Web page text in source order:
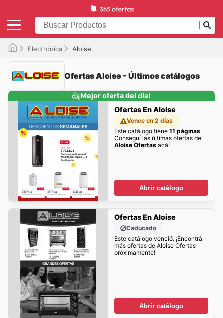
Electrónica Aloise
Ofertas Aloise - Últimos catálogos
¡Mejor oferta del día!
Ofertas En Aloise
Vence en 2 días
Este catálogo tiene 11 páginas.
Conseguí las últimas ofertas de
Aloise Ofertasacá!
Abrir catálogo
Ofertas En Aloise
Caducado
Este catálogo venció. ¡Encontrá
más ofertas de Aloise Ofertas
próximamente!
Abrir catálogo